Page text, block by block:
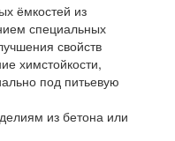
ёмкостей из
специальных
свойств
химстойкости,
под питьевую
из бетона или